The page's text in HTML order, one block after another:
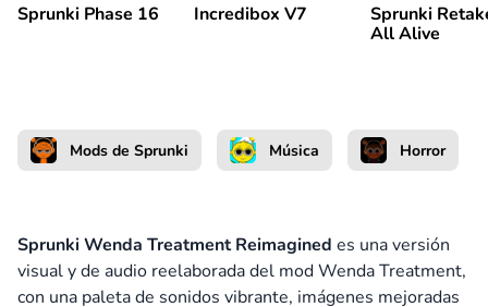
Sprunki Phase 16 Incredibox V7
Sprunki
All Alive
Mods de Sprunki Música Horror
Sprunki Wenda Treatment Reimagined es una versión
visual y de audio reelaborada del mod Wenda Treatment,
con una paleta de sonidos vibrante, imágenes mejoradas